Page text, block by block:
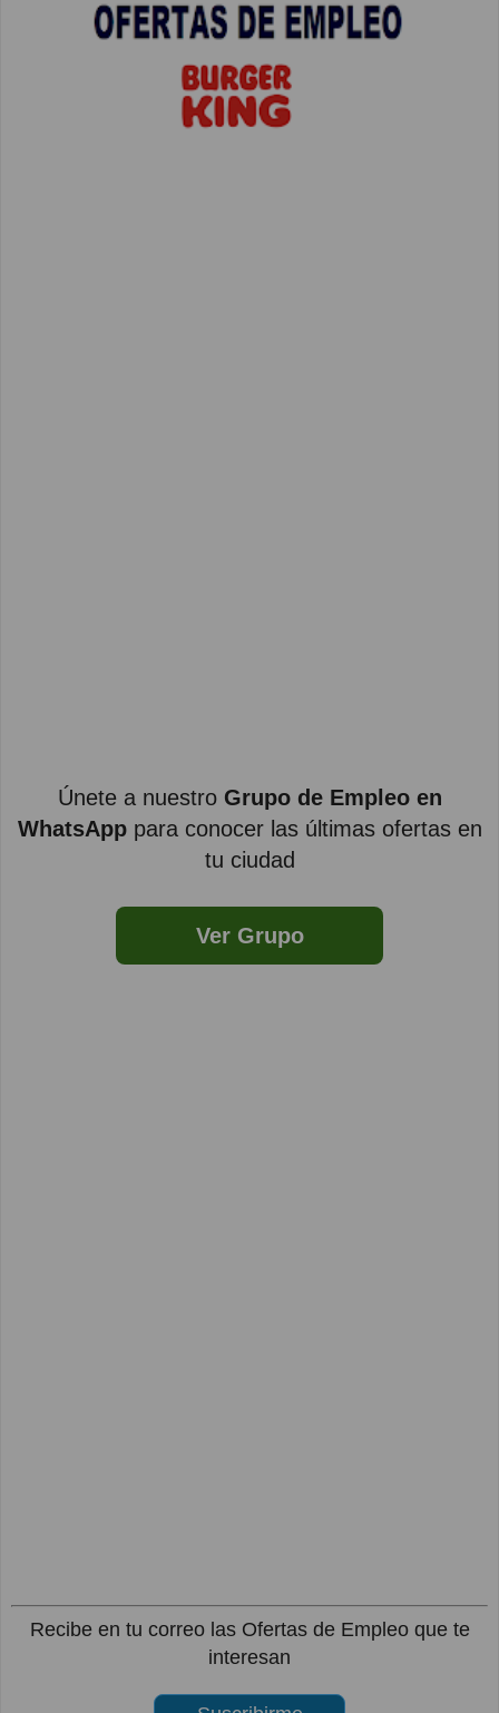
Únete a nuestro Grupo de Empleo en
WhatsApppara conocer las últimas ofertas en
tu ciudad
Ver Grupo
Recibe en tu correo las Ofertas de Empleo que te
interesan